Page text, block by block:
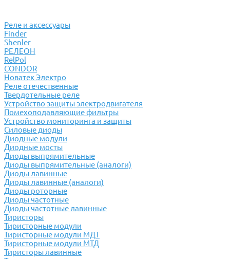
Реле и аксессуары
Finder
Shenler
РЕЛЕОН
RelPol
CONDOR
Новатек Электро
Реле отечественные
Твердотельные реле
Устройство защиты электродвигателя
Помехоподавляющие фильтры
Устройство мониторинга и защиты
Силовые диоды
Диодные модули
Диодные мосты
Диоды выпрямительные
Диоды выпрямительные (аналоги)
Диоды лавинные
Диоды лавинные (аналоги)
Диоды роторные
Диоды частотные
Диоды частотные лавинные
Тиристоры
Тиристорные модули
Тиристорные модули МДТ
Тиристорные модули МТД
Тиристоры лавинные